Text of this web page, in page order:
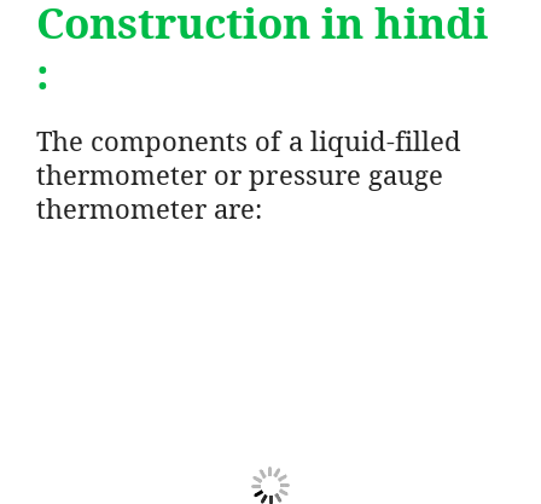
Construction in hindi
:
The components of a liquid-filled
thermometer or pressure gauge
thermometer are: